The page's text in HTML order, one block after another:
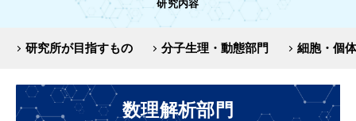
研究内容
研究所が目指すもの 分子生理・動態部門 細胞・個
数理解析部門